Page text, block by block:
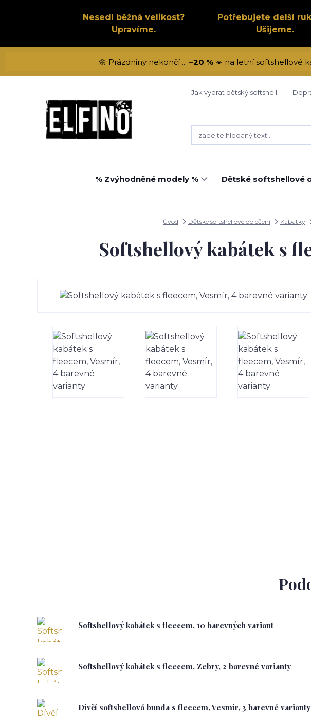
Nesedí běžná velikost?
Upravíme.
Potřebujete delší
Ušijeme.
🌼 Prázdniny nekončí ... −20 %☀️ na letní softshellové
Jak vybrat dětský softshell
% Zvýhodněné modely % Dětské softshellové
Úvod Dětské softshellové oblečení Kabátky
Softshellový kabátek s
Softshellový kabátek s fleecem, 10 barevných variant
Softshellový kabátek s fleecem, Zebry, 2 barevné varianty
Dívčí softshellová bunda s fleecem, Vesmír, 3 barevné varianty